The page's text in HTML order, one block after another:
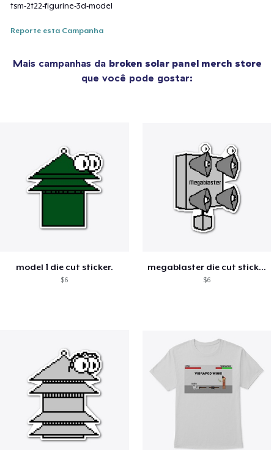
tsm-2t22-figurine-3d-model
Reporte esta Campanha
Mais campanhas da broken solar panel merch store
que você pode gostar:
model 1 die cut sticker.
$6
megablaster die cut sticker.
$6